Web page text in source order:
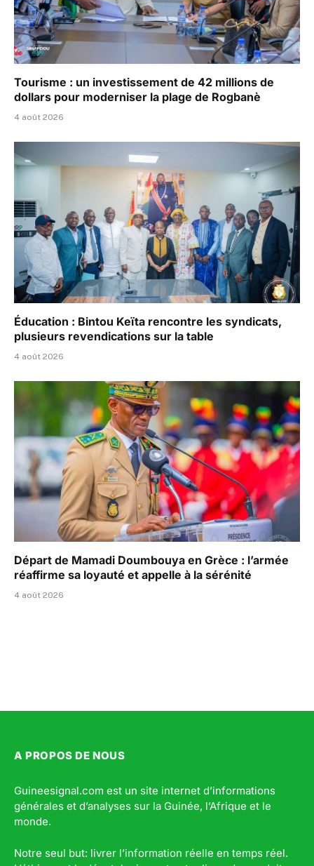
Tourisme : un investissement de 42 millions de
dollars pour moderniser la plage de Rogbanè
4 août 2026
Éducation : Bintou Keïta rencontre les syndicats,
plusieurs revendications sur la table
4 août 2026
Départ de Mamadi Doumbouya en Grèce : l’armée
réaffirme sa loyauté et appelle à la sérénité
4 août 2026
A PROPOS DE NOUS
Guineesignal.com est un site internet d’informations
générales et d’analyses sur la Guinée, l’Afrique et le
monde.
Notre seul but: livrer l’information réelle en temps réel.